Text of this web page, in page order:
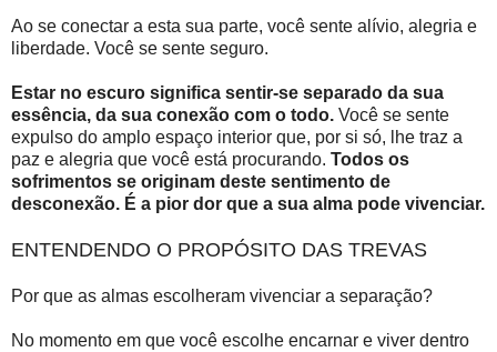
Ao se conectar a esta sua parte, você sente alívio, alegria e
liberdade. Você se sente seguro.
Estar no escuro significa sentir-se separado da sua
essência, da sua conexão com o todo. Você se sente
expulso do amplo espaço interior que, por si só, lhe traz a
paz e alegria que você está procurando. Todos os
sofrimentos se originam deste sentimento de
desconexão. É a pior dor que a sua alma pode vivenciar.
ENTENDENDO O PROPÓSITO DAS TREVAS
Por que as almas escolheram vivenciar a separação?
No momento em que você escolhe encarnar e viver dentro